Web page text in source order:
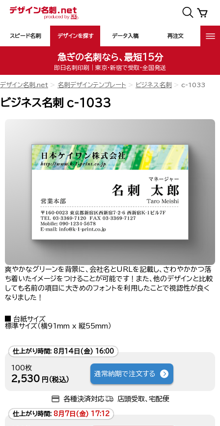
スピード名刺 デザインを探す データ入稿 再注文
急ぎの名刺なら、最短15分
即日名刺印刷｜東京・新宿で受取・全国発送
デザイン名刺.net 名刺デザインテンプレート ビジネス名刺 c-1033
ビジネス名刺 c-1033
爽やかなグリーンを背景に、会社名とURLを記載し、さわやかかつ落
ち着いたイメージをつけることが可能です！また、他のデザインと比較
しても名前の項目に大きめのフォントを利用したことで視認性が良く
なりました！
台紙サイズ
標準サイズ（横91mm x 縦55mm）
仕上がり時間: 8月14日(金) 16:00
100枚
2,530 円（税込）
通常納期で注文する
各種決済対応 店頭受取、宅配便
仕上がり時間: 8月7日(金) 17:12